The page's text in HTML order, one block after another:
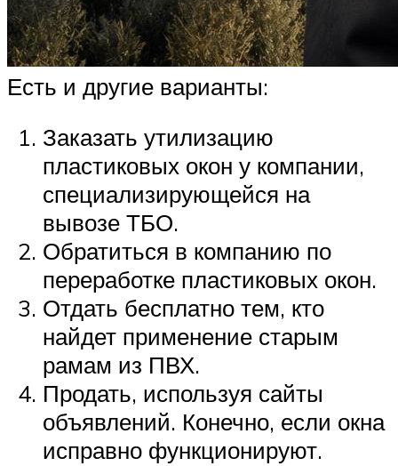
Есть и другие варианты:
Заказать утилизацию
пластиковых окон у компании,
специализирующейся на
вывозе ТБО.
Обратиться в компанию по
переработке пластиковых окон.
Отдать бесплатно тем, кто
найдет применение старым
рамам из ПВХ.
Продать, используя сайты
объявлений. Конечно, если окна
исправно функционируют.